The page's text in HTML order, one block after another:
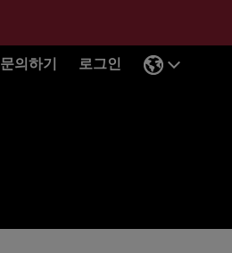
문의하기 로그인